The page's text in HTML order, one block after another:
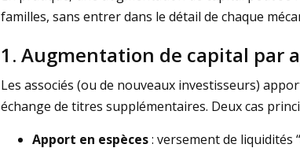
familles, sans entrer dans le détail de chaque
1. Augmentation de capital par
Les associés (ou de nouveaux investisseurs)
échange de titres supplémentaires. Deux cas
Apport en espèces: versement de liquidités